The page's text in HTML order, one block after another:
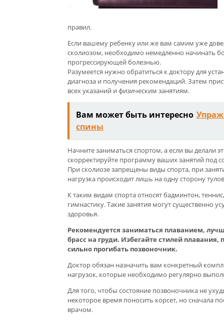
правил.
Если вашему ребенку или же вам самим уже
сколиозом, необходимо немедленно начинать
прогрессирующей болезнью.
Разумеется нужно обратиться к доктору для
диагноза и получения рекомендаций. Затем
всех указаний и физическим занятиям.
Вам может быть интересно
спины
Начните заниматься спортом, а если вы делали
скорректируйте программу ваших занятий под
При сколиозе запрещены виды спорта, при
нагрузка происходит лишь на одну сторону
К таким видам спорта относят бадминтон,
гимнастику. Такие занятия могут существенно
здоровья.
Рекомендуется заниматься плаванием,
брасс на груди. Избегайте стилей
сильно прогибать позвоночник.
Доктор обязан назначить вам конкретный
нагрузок, которые необходимо регулярно
Для того, чтобы состояние позвоночника не
некоторое время поносить корсет, но сначала
врачом.